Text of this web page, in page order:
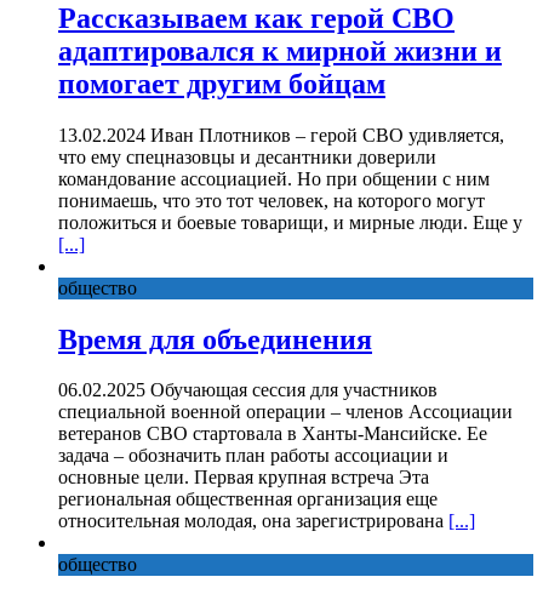
Рассказываем как герой СВО
адаптировался к мирной жизни и
помогает другим бойцам
13.02.2024 Иван Плотников – герой СВО удивляется,
что ему спецназовцы и десантники доверили
командование ассоциацией. Но при общении с ним
понимаешь, что это тот человек, на которого могут
положиться и боевые товарищи, и мирные люди. Еще у
[...]
общество
Время для объединения
06.02.2025 Обучающая сессия для участников
специальной военной операции – членов Ассоциации
ветеранов СВО стартовала в Ханты-Мансийске. Ее
задача – обозначить план работы ассоциации и
основные цели. Первая крупная встреча Эта
региональная общественная организация еще
относительная молодая, она зарегистрирована [...]
общество